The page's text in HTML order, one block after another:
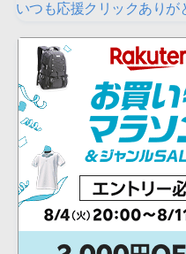
いつも応援クリックありが